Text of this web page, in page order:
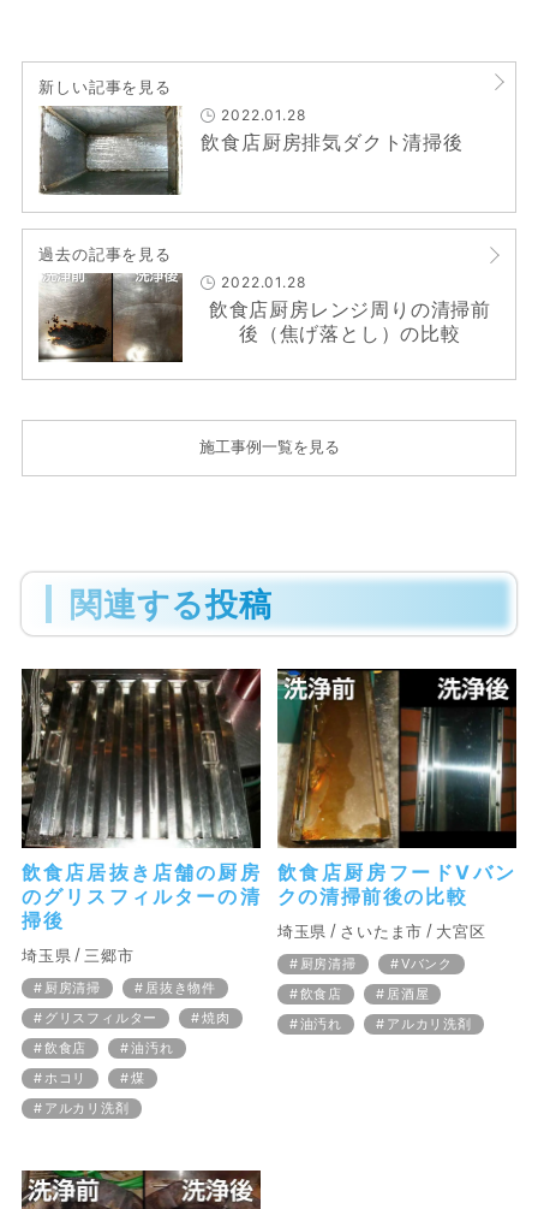
新しい記事を見る
2022.01.28
飲食店厨房排気ダクト清掃後
過去の記事を見る
2022.01.28
飲食店厨房レンジ周りの清掃前
後（焦げ落とし）の比較
施工事例一覧を見る
関連する投稿
飲食店居抜き店舗の厨房
のグリスフィルターの清
掃後
埼玉県 三郷市
厨房清掃
居抜き物件
グリスフィルター
焼肉
飲食店
油汚れ
ホコリ
煤
アルカリ洗剤
飲食店厨房フードVバン
クの清掃前後の比較
埼玉県 さいたま市 大宮区
厨房清掃
Vバンク
飲食店
居酒屋
油汚れ
アルカリ洗剤